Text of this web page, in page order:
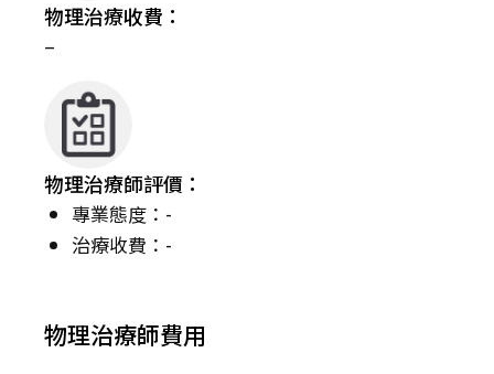
物理治療收費：
–
物理治療師評價：
專業態度：-
治療收費：-
物理治療師費用